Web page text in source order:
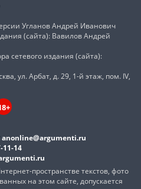
Угланов Андрей Иванович
(сайта): Вавилов Андрей
сетевого издания (сайта):
ул. Арбат, д. 29, 1-й этаж, пом. IV,
anonline@argumenti.ru
11-14
пространстве текстов, фото
на этом сайте, допускается